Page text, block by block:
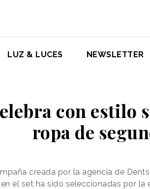
LUZ & LUCES NEWSLETTER
con estilo
ropa de
creada por la agencia de
el set ha sido seleccionadas por la